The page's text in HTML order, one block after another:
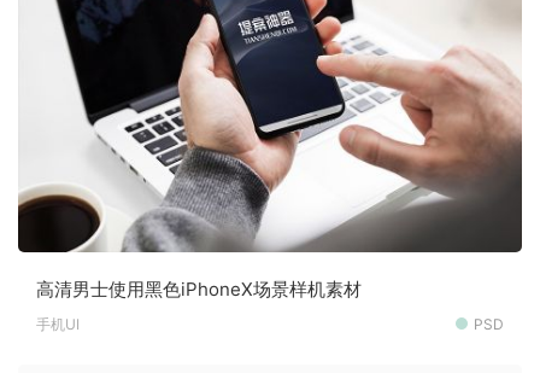
高清男士使用黑色iPhoneX场景样机素材
手机UI PSD